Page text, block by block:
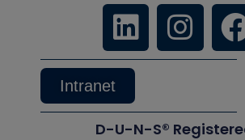
Intranet
D-U-N-S®